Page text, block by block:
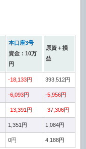
本口座3号
資金：10万
円
原資＋損
益
-18,133円 393,512円
-6,093円 -5,956円
-13,391円 -37,306円
1,351円 1,084円
0円 4,188円